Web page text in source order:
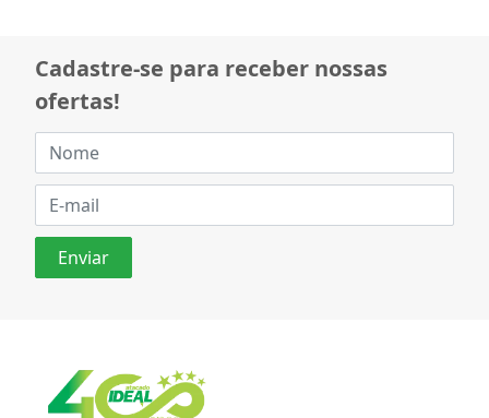
Cadastre-se para receber nossas
ofertas!